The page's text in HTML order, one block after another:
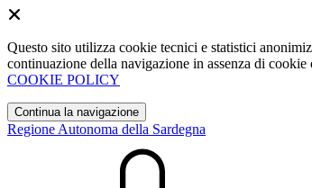
Questo sito utilizza cookie tecnici e statistici
continuazione della navigazione in assenza di
COOKIE POLICY
Continua la navigazione
Regione Autonoma della Sardegna